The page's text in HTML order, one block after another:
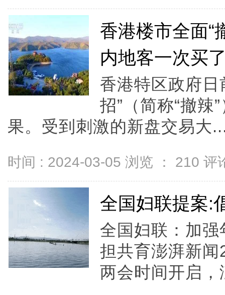
香港楼市全面“
内地客一次买
香港特区政府日
招”（简称“撤辣
果。受到刺激的新盘交易大
时间 : 2024-03-05 浏览 ： 210 评
全国妇联提案:
全国妇联：加
担共育澎湃新
两会时间开启